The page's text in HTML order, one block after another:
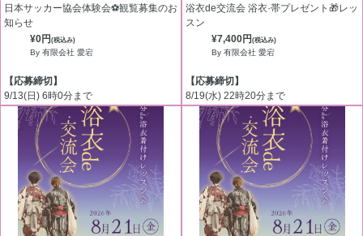
日本サッカー協会体験会⚽観覧募集のお
知らせ
¥0円 (税込み)
By 有限会社 愛宕
【応募締切】
9/13(日) 6時0分まで
浴衣de交流会 浴衣·帯プレゼント🎁レッ
スン
¥7,400円 (税込み)
By 有限会社 愛宕
【応募締切】
8/19(水) 22時20分まで